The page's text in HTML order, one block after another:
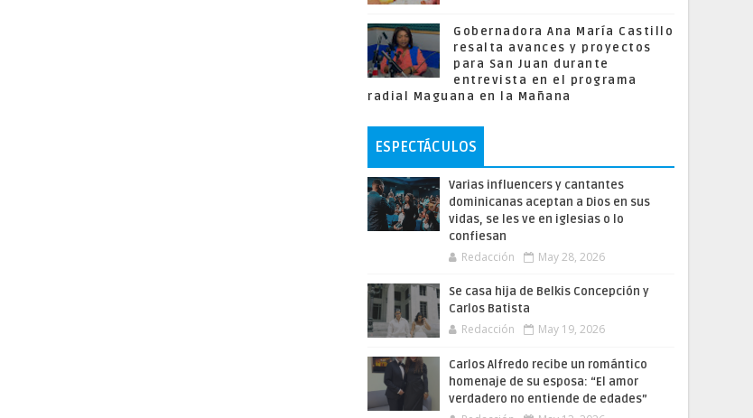
Gobernadora Ana María Castillo
resalta avances y proyectos
para San Juan durante
entrevista en el programa
radial Maguana en la Mañana
ESPECTÁCULOS
Varias influencers y cantantes
dominicanas aceptan a Dios en sus
vidas, se les ve en iglesias o lo
confiesan
Redacción May 28, 2026
Se casa hija de Belkis Concepción y
Carlos Batista
Redacción May 19, 2026
Carlos Alfredo recibe un romántico
homenaje de su esposa: “El amor
verdadero no entiende de edades”